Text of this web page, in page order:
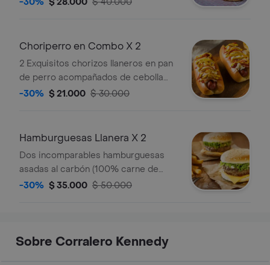
una insuperable cebolla grille de base;
acompañada de papas a la francesa y
2 gaseosas 250 ml .
Choriperro en Combo X 2
2 Exquisitos chorizos llaneros en pan
de perro acompañados de cebolla
grille, queso, papa chips y tocineta.
-30% $ 21.000 $ 30.000
Hamburguesas Llanera X 2
Dos incomparables hamburguesas
asadas al carbón (100% carne de
res),con tocineta, queso mozzarella,
cebolla grille de base; acompañada
de papas a la francesa y 2 gaseosas
-30% $ 35.000 $ 50.000
Sobre Corralero Kennedy